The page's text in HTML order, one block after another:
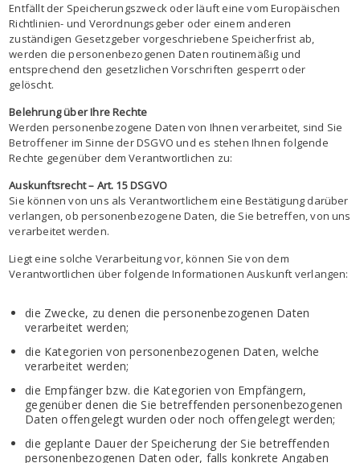
Entfällt der Speicherungszweck oder läuft eine vom Europäischen
Richtlinien- und Verordnungsgeber oder einem anderen
zuständigen Gesetzgeber vorgeschriebene Speicherfrist ab,
werden die personenbezogenen Daten routinemäßig und
entsprechend den gesetzlichen Vorschriften gesperrt oder
gelöscht.
Belehrung über Ihre Rechte
Werden personenbezogene Daten von Ihnen verarbeitet, sind Sie
Betroffener im Sinne der DSGVO und es stehen Ihnen folgende
Rechte gegenüber dem Verantwortlichen zu:
Auskunftsrecht – Art. 15 DSGVO
Sie können von uns als Verantwortlichem eine Bestätigung darüber
verlangen, ob personenbezogene Daten, die Sie betreffen, von uns
verarbeitet werden.
Liegt eine solche Verarbeitung vor, können Sie von dem
Verantwortlichen über folgende Informationen Auskunft verlangen:
die Zwecke, zu denen die personenbezogenen Daten
verarbeitet werden;
die Kategorien von personenbezogenen Daten, welche
verarbeitet werden;
die Empfänger bzw. die Kategorien von Empfängern,
gegenüber denen die Sie betreffenden personenbezogenen
Daten offengelegt wurden oder noch offengelegt werden;
die geplante Dauer der Speicherung der Sie betreffenden
personenbezogenen Daten oder, falls konkrete Angaben